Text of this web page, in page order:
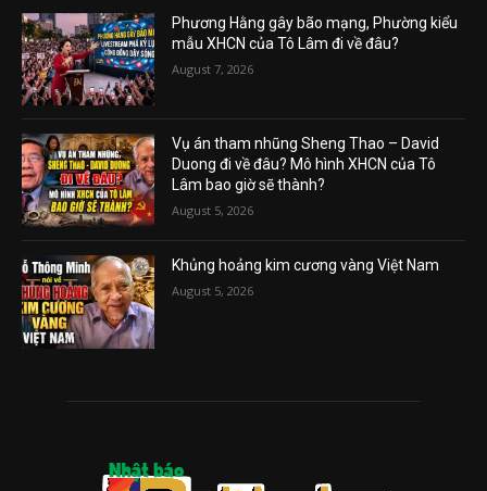
Phương Hằng gây bão mạng, Phường kiểu
mẫu XHCN của Tô Lâm đi về đâu?
August 7, 2026
Vụ án tham nhũng Sheng Thao – David
Duong đi về đâu? Mô hình XHCN của Tô
Lâm bao giờ sẽ thành?
August 5, 2026
Khủng hoảng kim cương vàng Việt Nam
August 5, 2026